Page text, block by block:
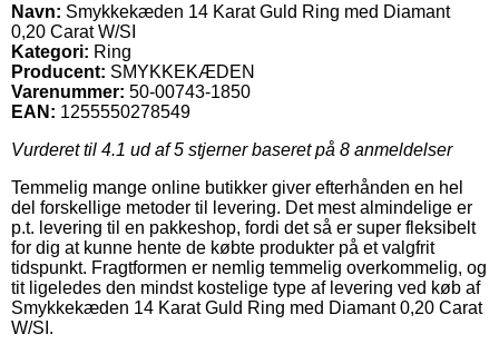
Navn: Smykkekæden 14 Karat Guld Ring med Diamant
0,20 Carat W/SI
Kategori: Ring
Producent: SMYKKEKÆDEN
Varenummer: 50-00743-1850
EAN: 1255550278549
Vurderet til 4.1 ud af 5 stjerner baseret på 8 anmeldelser
Temmelig mange online butikker giver efterhånden en hel
del forskellige metoder til levering. Det mest almindelige er
p.t. levering til en pakkeshop, fordi det så er super fleksibelt
for dig at kunne hente de købte produkter på et valgfrit
tidspunkt. Fragtformen er nemlig temmelig overkommelig, og
tit ligeledes den mindst kostelige type af levering ved køb af
Smykkekæden 14 Karat Guld Ring med Diamant 0,20 Carat
W/SI.